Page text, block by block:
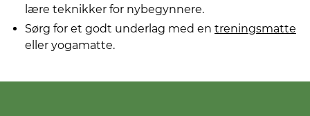
lære teknikker for nybegynnere.
Sørg for et godt underlag med en treningsmatte
eller yogamatte.